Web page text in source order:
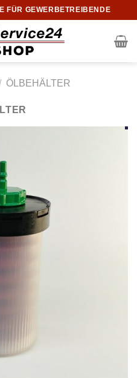
FÜR GEWERBETREIBENDE
ÖLBEHÄLTER